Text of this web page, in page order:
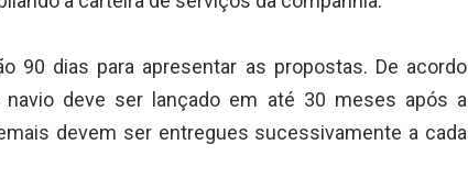
90 dias para apresentar as propostas. De acordo
deve ser lançado em até 30 meses após a
devem ser entregues sucessivamente a cada